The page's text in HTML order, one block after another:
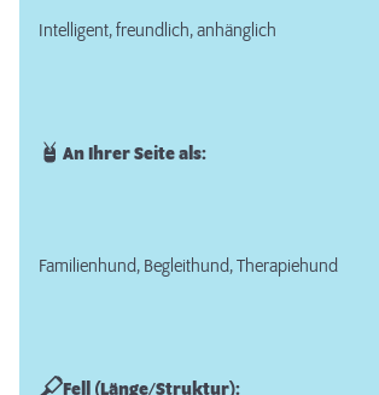
Intelligent, freundlich, anhänglich
An Ihrer Seite als:
Familienhund, Begleithund, Therapiehund
Fell (Länge/Struktur):